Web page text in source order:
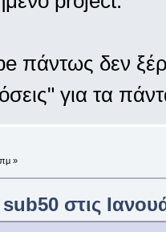
πάντως δεν
για τα
»
στις